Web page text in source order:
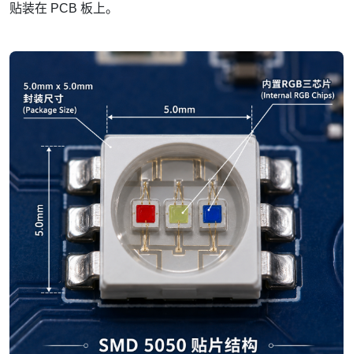
贴装在 PCB 板上。